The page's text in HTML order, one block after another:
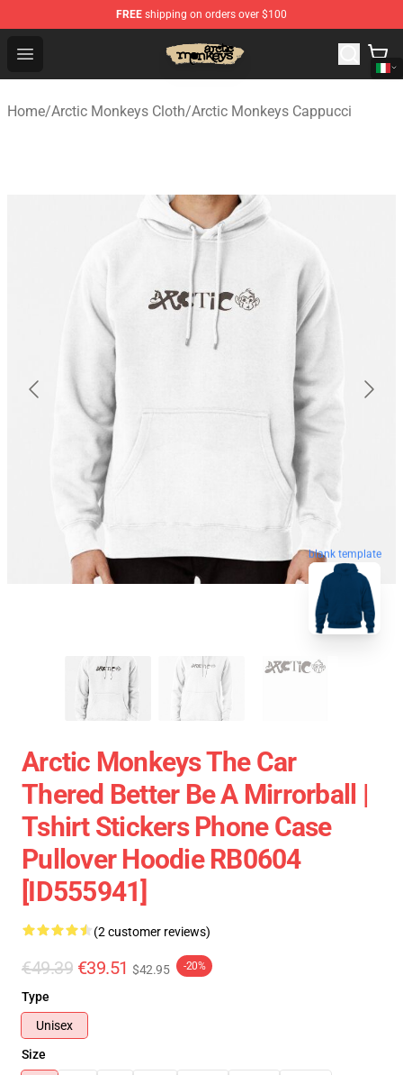
FREE shipping on orders over $100
Open menu
Arctic Monkeys Store - Official Arctic Monkeys
Home/Arctic Monkeys Cloth/Arctic Monkeys Cappucci
blank template
Arctic Monkeys The Car
Thered Better Be A Mirrorball |
Tshirt Stickers Phone Case
Pullover Hoodie RB0604
[ID555941]
(2 customer reviews)
€49.39 €39.51 $42.95 -20%
Type
Unisex
Size